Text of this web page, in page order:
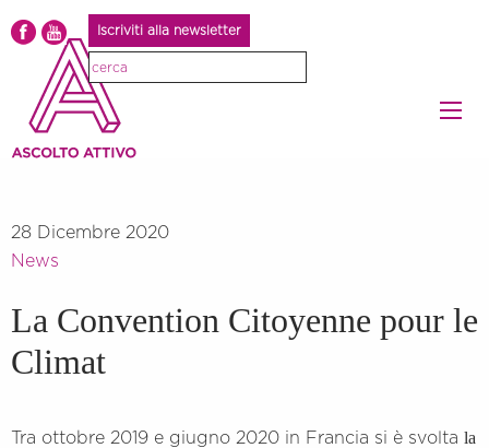
Iscriviti alla newsletter
28 Dicembre 2020
News
La Convention Citoyenne pour le
Climat
Tra ottobre 2019 e giugno 2020 in Francia si è svolta la